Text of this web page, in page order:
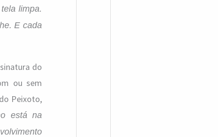
limpa.
E cada
do
ou sem
Peixoto,
está na